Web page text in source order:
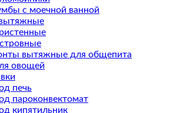
с моечной ванной
вытяжные для общепита
овощей
печь
пароконвектомат
кипятильник